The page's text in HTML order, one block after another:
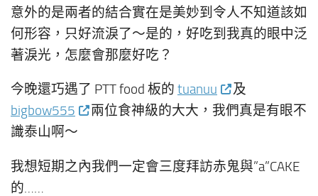
意外的是兩者的結合實在是美妙到令人不知道該如
何形容，只好流淚了～是的，好吃到我真的眼中泛
著淚光，怎麼會那麼好吃？
今晚還巧遇了 PTT food 板的 tuanuu
及
bigbow555
兩位食神級的大大，我們真是有眼不
識泰山啊～
我想短期之內我們一定會三度拜訪赤鬼與”a”CAKE
的……